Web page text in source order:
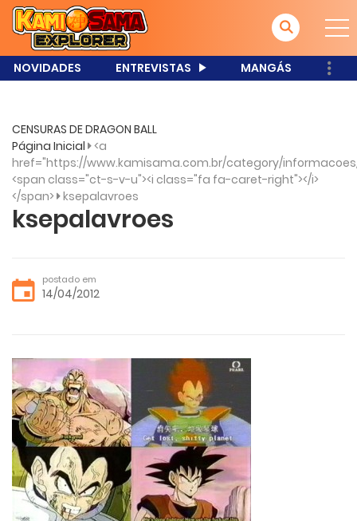
NOVIDADES ENTREVISTAS MANGÁS
CENSURAS DE DRAGON BALL
Página Inicial <a
href="https://www.kamisama.com.br/category/informacoes/
<span class="ct-s-v-u"><i class="fa fa-caret-right"></i>
</span> ksepalavroes
ksepalavroes
postado em
14/04/2012